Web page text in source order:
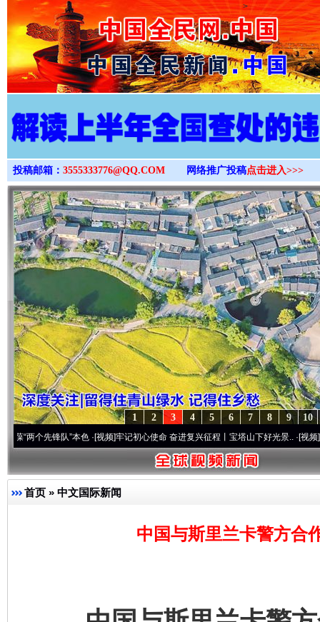
>
投稿邮箱： 3555333776@QQ.COM 网络推广投稿点击进入>>>
10
9
8
7
6
5
4
3
2
1
先锋队”本色·[视频]牢记初心使命 奋进复兴征程丨宝塔山下好光景..·[视频]因党而
首页 » 中文国际新闻
中国与斯里兰卡警方合